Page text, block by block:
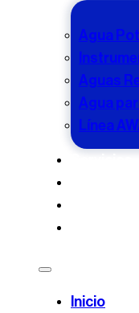
Agua
Aguas
Agua
Línea
Inicio